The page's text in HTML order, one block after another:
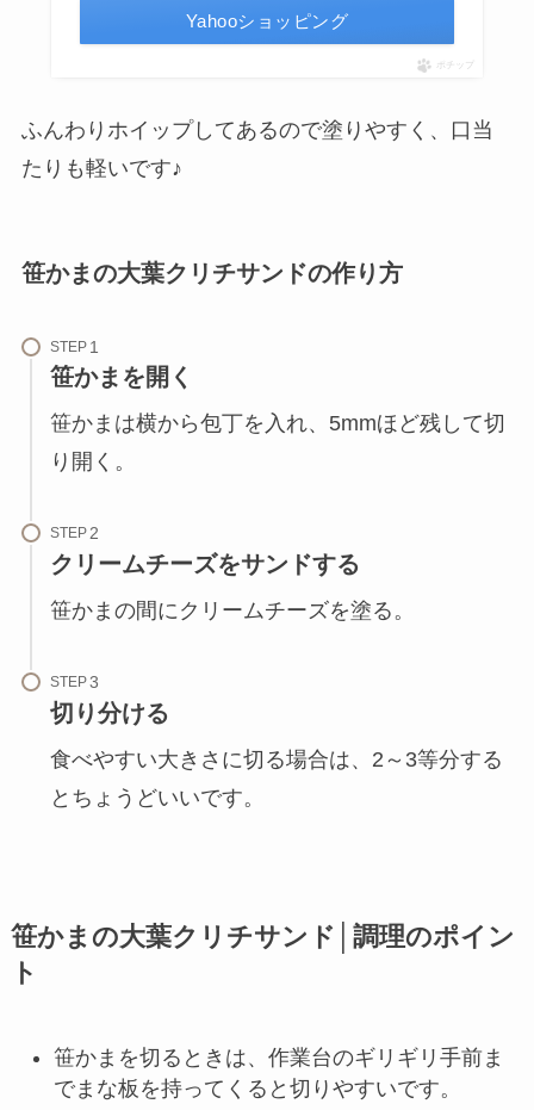
Yahooショッピング
ポチップ
ふんわりホイップしてあるので塗りやすく、口当
たりも軽いです♪
笹かまの大葉クリチサンドの作り方
STEP
笹かまを開く
笹かまは横から包丁を入れ、5mmほど残して切
り開く。
STEP
クリームチーズをサンドする
笹かまの間にクリームチーズを塗る。
STEP
切り分ける
食べやすい大きさに切る場合は、2～3等分する
とちょうどいいです。
笹かまの大葉クリチサンド│調理のポイン
ト
笹かまを切るときは、作業台のギリギリ手前ま
でまな板を持ってくると切りやすいです。